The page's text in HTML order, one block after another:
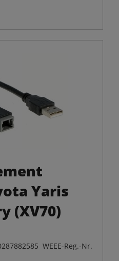
Yaris
(XV70)
WEEE-Reg.-Nr.